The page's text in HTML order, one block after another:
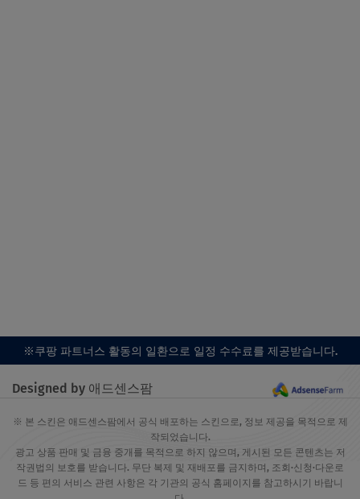
※쿠팡 파트너스 활동의 일환으로 일정 수수료를 제공받습니다.
Designed by 애드센스팜
※ 본 스킨은 애드센스팜에서 공식 배포하는 스킨으로, 정보 제공을 목적으로 제
작되었습니다.
광고 상품 판매 및 금융 중개를 목적으로 하지 않으며, 게시된 모든 콘텐츠는 저
작권법의 보호를 받습니다. 무단 복제 및 재배포를 금지하며, 조회·신청·다운로
드 등 편의 서비스 관련 사항은 각 기관의 공식 홈페이지를 참고하시기 바랍니